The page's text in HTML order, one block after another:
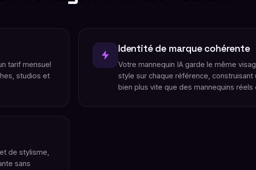
tarif mensuel
studios et
Identité de marque cohérente
Votre mannequin IA garde le même
style sur chaque référence, construisant
bien plus vite que des mannequins réels
de stylisme,
sans